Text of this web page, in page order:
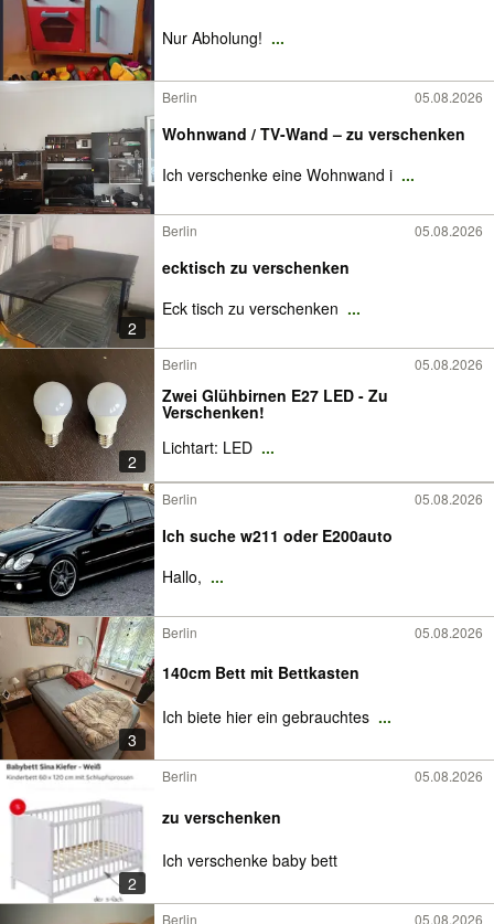
Nur Abholung! ...
Berlin 05.08.2026
Wohnwand / TV-Wand – zu verschenken
Ich verschenke eine Wohnwand i ...
2
Berlin 05.08.2026
ecktisch zu verschenken
Eck tisch zu verschenken ...
2
Berlin 05.08.2026
Zwei Glühbirnen E27 LED - Zu
Verschenken!
Lichtart: LED ...
Berlin 05.08.2026
Ich suche w211 oder E200auto
Hallo, ...
3
Berlin 05.08.2026
140cm Bett mit Bettkasten
Ich biete hier ein gebrauchtes ...
2
Berlin 05.08.2026
zu verschenken
Ich verschenke baby bett
Berlin 05.08.2026